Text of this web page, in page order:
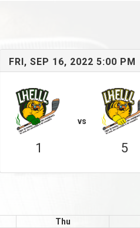
FRI, SEP 16, 2022 5:00 PM
1
vs
5
Thu